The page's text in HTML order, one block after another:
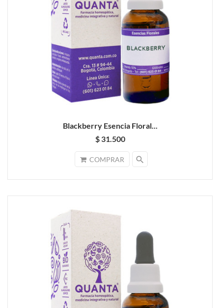
Blackberry Esencia Floral...
$ 31.500
COMPRAR search